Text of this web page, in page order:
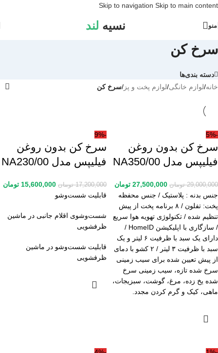
Skip to navigation Skip to main content
منو نسیه لند
سرخ کن
دسته بندی‌ها
خانه/لوازم خانگی/لوازم پخت و پز /سرخ کن
-5%
سرخ کن بدون روغن
فیلیپس مدل NA350/00
29,000,000 تومان 27,500,000 تومان
جنس بدنه : پلاستیک / جنس محفظه
پخت: تفلون / ۸ برنامه پخت از پیش
تنظیم شده / تکنولوژی تهویه هوا سریع
/ سازگاری با اپلیکیشن HomeID /
دارای یک سبد با ظرفیت ۶ لیتر و یک
سبد با ظرفیت ۳ لیتر / ۲ کشو با دمای
از پیش تعیین شده برای سیب زمینی
سرخ شده تازه، سیب زمینی سرخ
شده یخ زده، مرغ، گوشت، سبزیجات،
ماهی، کیک و گرم کردن مجدد.
-9%
سرخ کن بدون روغن
فیلیپس مدل NA230/00
17,200,000 تومان 15,600,000 تومان
قابلیت شست‌وشو
شست‌وشوی اقلام جانبی در ماشین
ظرفشویی
قابلیت شست‌وشو در ماشین
ظرفشویی